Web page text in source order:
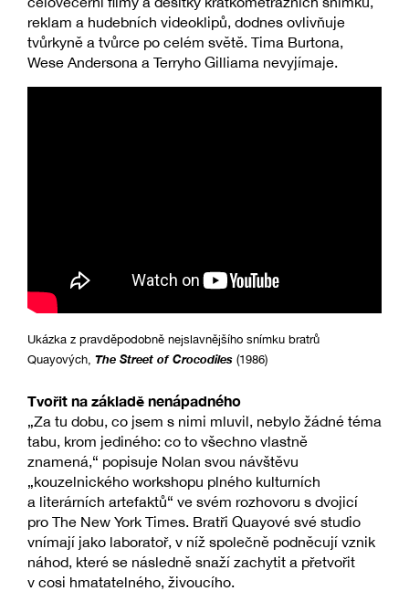
reklam a hudebních videoklipů, dodnes ovlivňuje
tvůrkyně a tvůrce po celém světě. Tima Burtona,
Wese Andersona a Terryho Gilliama nevyjímaje.
Ukázka z pravděpodobně nejslavnějšího snímku bratrů
Quayových, The Street of Crocodiles (1986)
Tvořit na základě nenápadného
„Za tu dobu, co jsem s nimi mluvil, nebylo žádné téma
tabu, krom jediného: co to všechno vlastně
znamená,“ popisuje Nolan svou návštěvu
„kouzelnického workshopu plného kulturních
a literárních artefaktů“ ve svém rozhovoru s dvojicí
pro The New York Times. Bratři Quayové své studio
vnímají jako laboratoř, v níž společně podněcují vznik
náhod, které se následně snaží zachytit a přetvořit
v cosi hmatatelného, živoucího.